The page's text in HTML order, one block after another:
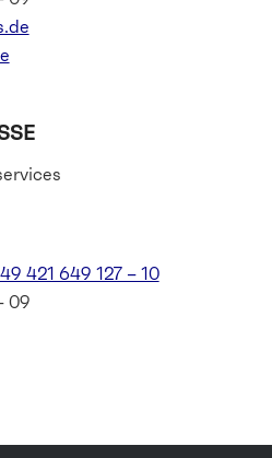
421 649 127 – 10
09